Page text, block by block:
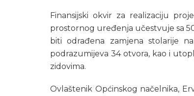
Finansijski okvir za realizaciju
prostornog uređenja učestvuje sa
biti odrađena zamjena stolarije
podrazumijeva 34 otvora, kao i
zidovima.
Ovlaštenik Općinskog načelnika,